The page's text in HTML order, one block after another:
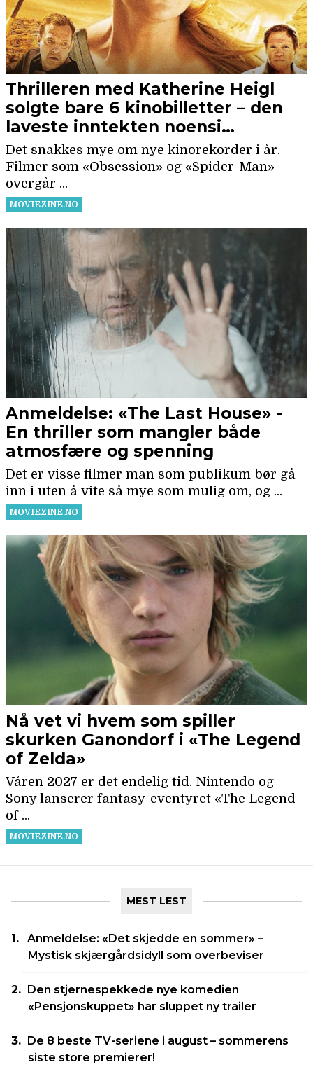
MEST LEST
Anmeldelse: «Det skjedde en sommer» –
Mystisk skjærgårdsidyll som overbeviser
Den stjernespekkede nye komedien
«Pensjonskuppet» har sluppet ny trailer
De 8 beste TV-seriene i august – sommerens
siste store premierer!